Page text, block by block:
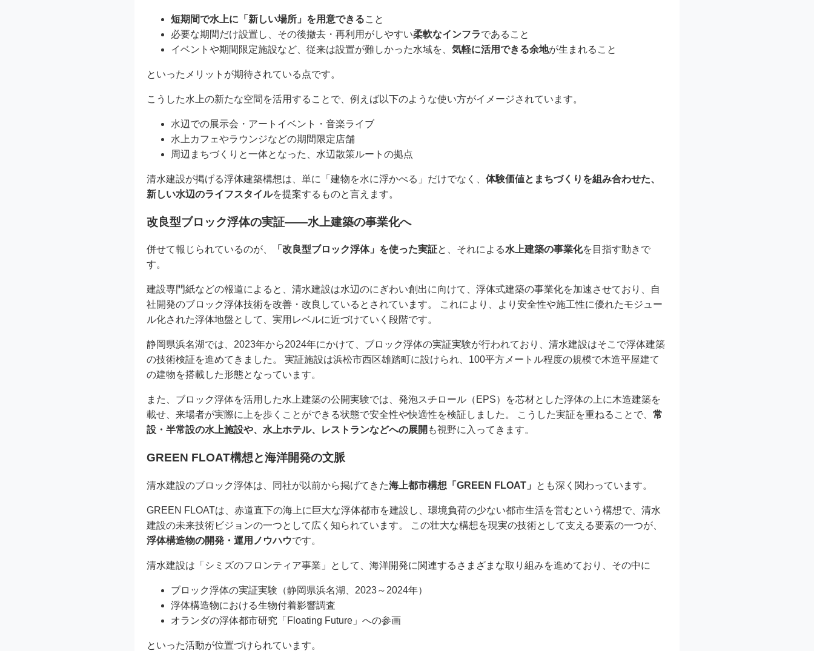
短期間で水上に「新しい場所」を用意できること
必要な期間だけ設置し、その後撤去・再利用がしやすい柔軟なインフラであること
イベントや期間限定施設など、従来は設置が難しかった水域を、 気軽に活用できる余地が生まれること
といったメリットが期待されている点です。
こうした水上の新たな空間を活用することで、例えば以下のような使い方がイメージされています。
水辺での展示会・アートイベント・音楽ライブ
水上カフェやラウンジなどの期間限定店舗
周辺まちづくりと一体となった、水辺散策ルートの拠点
清水建設が掲げる浮体建築構想は、単に「建物を水に浮かべる」だけでなく、 体験価値とまちづくりを組み合わせた、
新しい水辺のライフスタイルを提案するものと言えます。
改良型ブロック浮体の実証――水上建築の事業化へ
併せて報じられているのが、 「改良型ブロック浮体」を使った実証と、それによる水上建築の事業化を目指す動きで
す。
建設専門紙などの報道によると、清水建設は水辺のにぎわい創出に向けて、浮体式建築の事業化を加速させており、自
社開発のブロック浮体技術を改善・改良しているとされています。 これにより、より安全性や施工性に優れたモジュー
ル化された浮体地盤として、実用レベルに近づけていく段階です。
静岡県浜名湖では、2023年から2024年にかけて、ブロック浮体の実証実験が行われており、清水建設はそこで浮体建築
の技術検証を進めてきました。 実証施設は浜松市西区雄踏町に設けられ、100平方メートル程度の規模で木造平屋建て
の建物を搭載した形態となっています。
また、ブロック浮体を活用した水上建築の公開実験では、発泡スチロール（EPS）を芯材とした浮体の上に木造建築を
載せ、来場者が実際に上を歩くことができる状態で安全性や快適性を検証しました。 こうした実証を重ねることで、 常
設・半常設の水上施設や、水上ホテル、レストランなどへの展開 も視野に入ってきます。
GREEN FLOAT構想と海洋開発の文脈
清水建設のブロック浮体は、同社が以前から掲げてきた海上都市構想「GREEN FLOAT」 とも深く関わっています。
GREEN FLOATは、赤道直下の海上に巨大な浮体都市を建設し、環境負荷の少ない都市生活を営むという構想で、清水
建設の未来技術ビジョンの一つとして広く知られています。 この壮大な構想を現実の技術として支える要素の一つが、
浮体構造物の開発・運用ノウハウです。
清水建設は「シミズのフロンティア事業」として、海洋開発に関連するさまざまな取り組みを進めており、その中に
ブロック浮体の実証実験（静岡県浜名湖、2023～2024年）
浮体構造物における生物付着影響調査
オランダの浮体都市研究「Floating Future」への参画
といった活動が位置づけられています。